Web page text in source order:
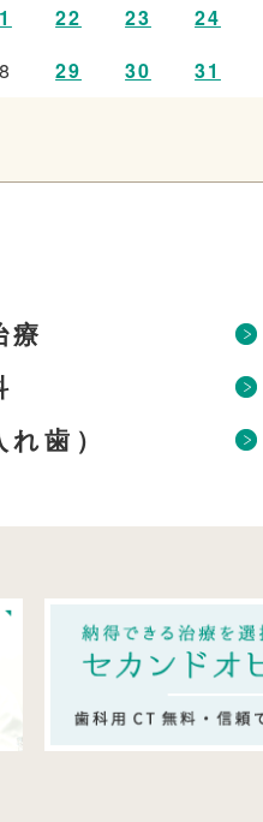
22 23 24
29 30 31
療
歯）